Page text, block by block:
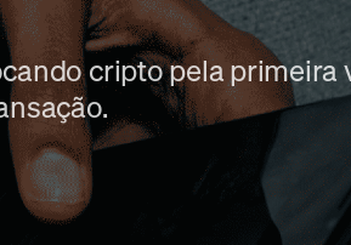
cripto pela primeira